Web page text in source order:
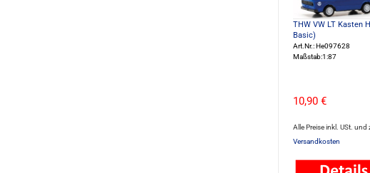
THW VW LT Kasten
Basic)
Art.Nr.: He097628
Maßstab:1:87
10,90 €
Alle Preise inkl. USt. und
Versandkosten